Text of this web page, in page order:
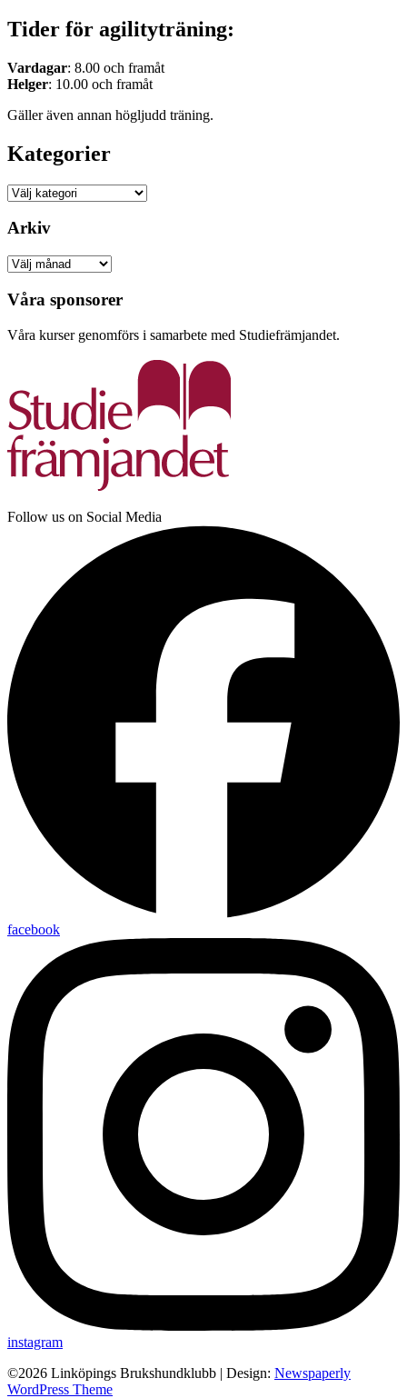
Tider för agilityträning:
Vardagar: 8.00 och framåt
Helger: 10.00 och framåt
Gäller även annan högljudd träning.
Kategorier
Kategorier
Arkiv
Arkiv
Våra sponsorer
Våra kurser genomförs i samarbete med Studiefrämjandet.
Follow us on Social Media
facebook
instagram
©2026 Linköpings Brukshundklubb | Design: Newspaperly
WordPress Theme